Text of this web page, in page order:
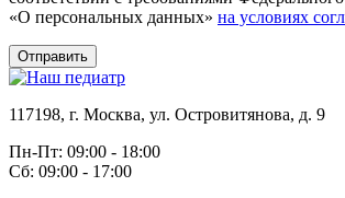
«О персональных данных» на условиях
Отправить
117198, г. Москва, ул. Островитянова, д. 9
Пн-Пт: 09:00 - 18:00
Сб: 09:00 - 17:00